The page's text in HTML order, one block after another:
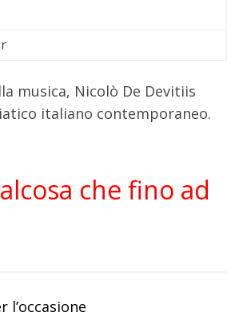
musica, Nicolò De Devitiis
italiano contemporaneo.
che fino ad